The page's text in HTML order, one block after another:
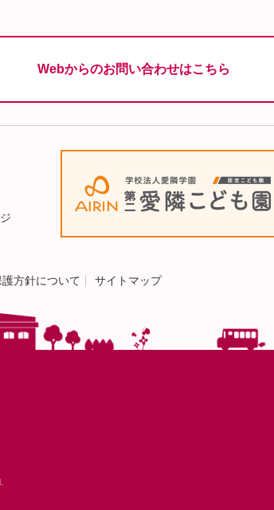
Webからのお問い合わせはこちら
方針について サイトマップ